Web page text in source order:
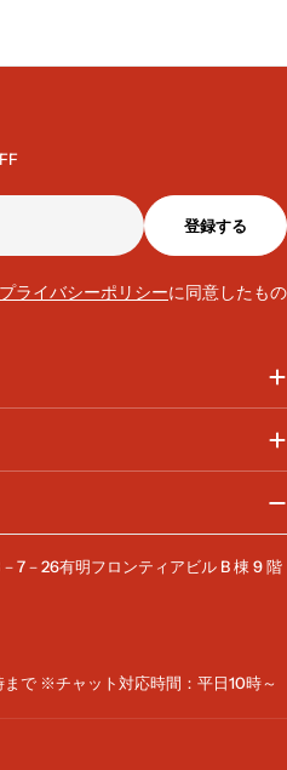
登録する
プライバシーポリシーに同意したもの
7－26有明フロンティアビル B 棟 9 階
で ※チャット対応時間：平日10時～